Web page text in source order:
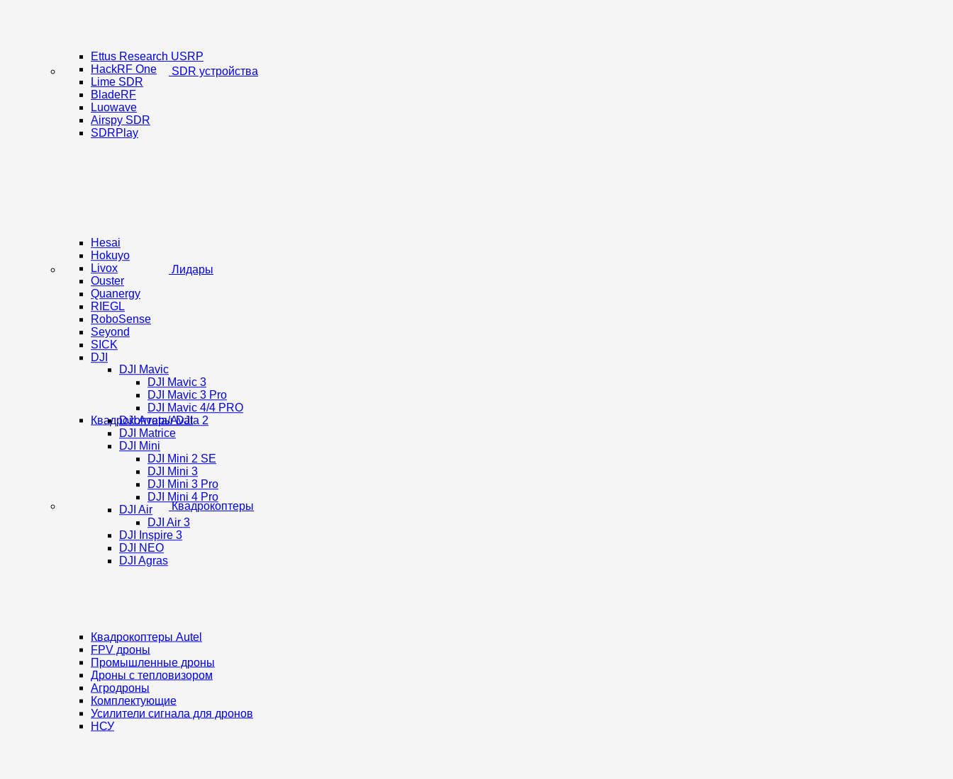
SDR устройства
Ettus Research USRP
HackRF One
Lime SDR
BladeRF
Luowave
Airspy SDR
SDRPlay
Лидары
Hesai
Hokuyo
Livox
Ouster
Quanergy
RIEGL
RoboSense
Seyond
SICK
DJI
Квадрокоптеры
Квадрокоптеры DJI
DJI Mavic
DJI Mavic 3
DJI Mavic 3 Pro
DJI Mavic 4/4 PRO
DJI Avata/Avata 2
DJI Matrice
DJI Mini
DJI Mini 2 SE
DJI Mini 3
DJI Mini 3 Pro
DJI Mini 4 Pro
DJI Air
DJI Air 3
DJI Inspire 3
DJI NEO
DJI Agras
Квадрокоптеры Autel
FPV дроны
Промышленные дроны
Дроны с тепловизором
Агродроны
Комплектующие
Усилители сигнала для дронов
НСУ